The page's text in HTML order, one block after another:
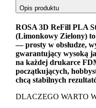
Opis produktu
ROSA 3D ReFill PLA
(Limonkowy Zielony)
— prosty w obsłudze,
gwarantujący wysoką
na każdej drukarce
początkujących,
chcą stabilnych
DLACZEGO WARTO